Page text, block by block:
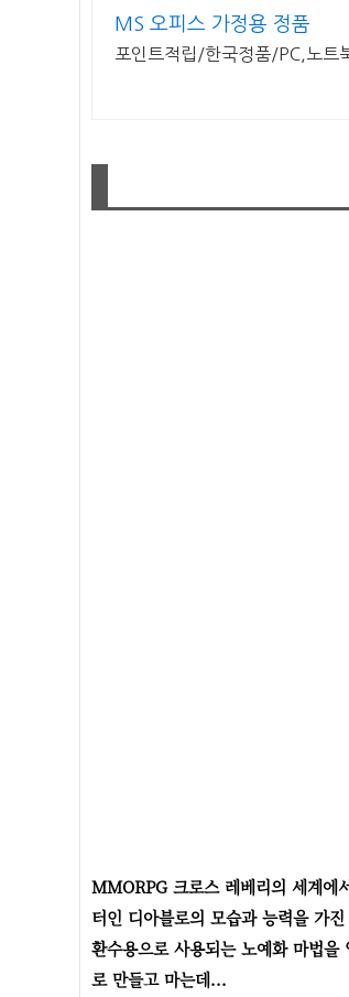
MS 오피스 가정용 정품
포인트적립/한국정품/PC,노트
MMORPG 크로스 레베리의 세계에
터인 디아블로의 모습과 능력을 가
환수용으로 사용되는 노예화 마법
로 만들고 마는데...